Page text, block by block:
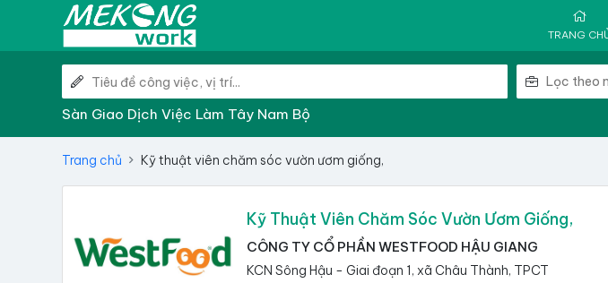
TRANG
Sàn Giao Dịch Việc Làm Tây Nam Bộ
Trang chủ Kỹ thuật viên chăm sóc vườn ươm giống,
Kỹ Thuật Viên Chăm Sóc Vườn Ươm Giống,
CÔNG TY CỔ PHẦN WESTFOOD HẬU GIANG
KCN Sông Hậu - Giai đoạn 1, xã Châu Thành, TPCT